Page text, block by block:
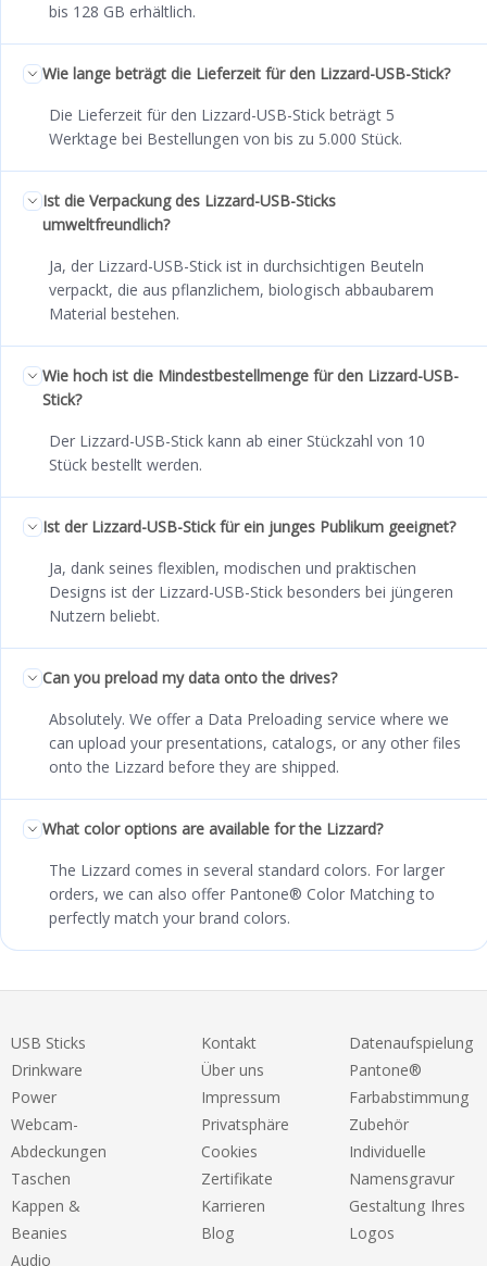
bis 128 GB erhältlich.
Wie lange beträgt die Lieferzeit für den Lizzard-USB-Stick?
Die Lieferzeit für den Lizzard-USB-Stick beträgt 5
Werktage bei Bestellungen von bis zu 5.000 Stück.
Ist die Verpackung des Lizzard-USB-Sticks
umweltfreundlich?
Ja, der Lizzard-USB-Stick ist in durchsichtigen Beuteln
verpackt, die aus pflanzlichem, biologisch abbaubarem
Material bestehen.
Wie hoch ist die Mindestbestellmenge für den Lizzard-USB-
Stick?
Der Lizzard-USB-Stick kann ab einer Stückzahl von 10
Stück bestellt werden.
Ist der Lizzard-USB-Stick für ein junges Publikum geeignet?
Ja, dank seines flexiblen, modischen und praktischen
Designs ist der Lizzard-USB-Stick besonders bei jüngeren
Nutzern beliebt.
Can you preload my data onto the drives?
Absolutely. We offer a Data Preloading service where we
can upload your presentations, catalogs, or any other files
onto the Lizzard before they are shipped.
What color options are available for the Lizzard?
The Lizzard comes in several standard colors. For larger
orders, we can also offer Pantone® Color Matching to
perfectly match your brand colors.
USB Sticks
Drinkware
Power
Webcam-
Abdeckungen
Taschen
Kappen &
Beanies
Audio
Kontakt
Über uns
Impressum
Privatsphäre
Cookies
Zertifikate
Karrieren
Blog
Datenaufspielung
Pantone®
Farbabstimmung
Zubehör
Individuelle
Namensgravur
Gestaltung Ihres
Logos